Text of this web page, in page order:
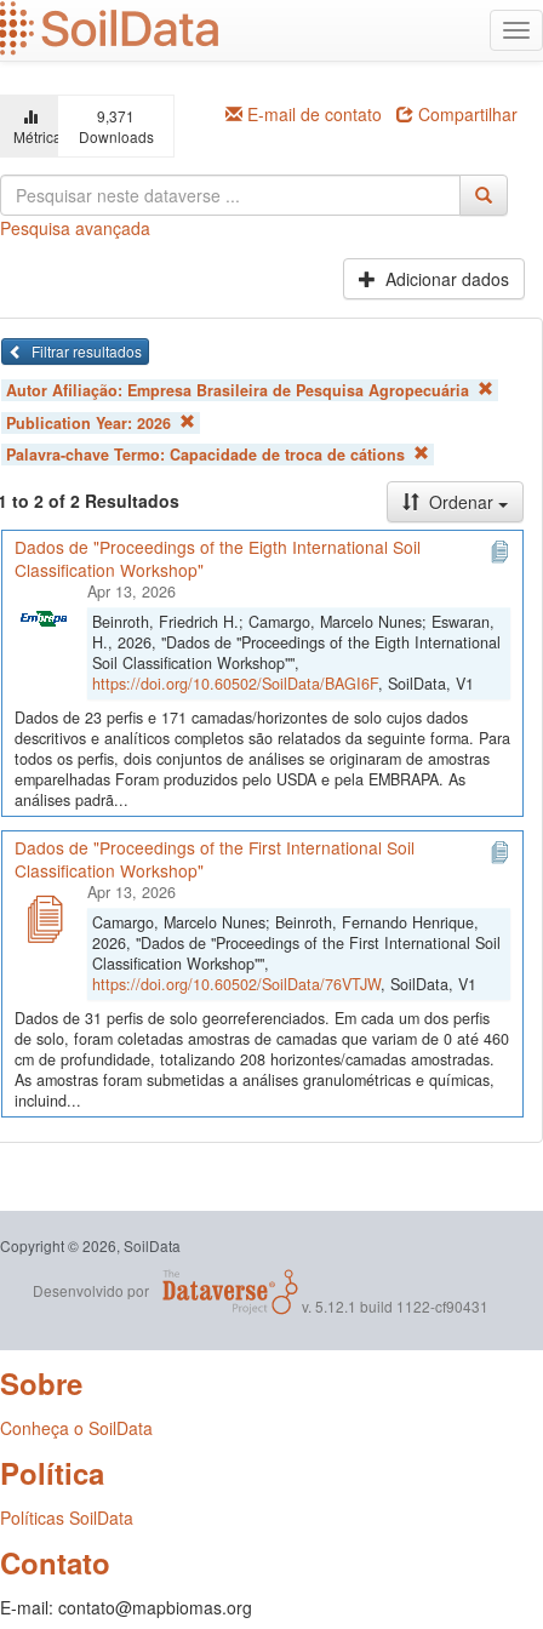
Ir
para
o
principal
Métricas
9,371
Downloads
E-mail de contato Compartilhar
Pesquisa avançada
Adicionar dados
Filtrar resultados
Autor Afiliação: Empresa Brasileira de Pesquisa Agropecuária
Publication Year: 2026
Palavra-chave Termo: Capacidade de troca de cátions
to 2 of 2 Resultados
Ordenar
Dados de "Proceedings of the Eigth International Soil
Classification Workshop"
Apr 13, 2026
Beinroth, Friedrich H.; Camargo, Marcelo Nunes; Eswaran,
H., 2026, "Dados de "Proceedings of the Eigth International
Soil Classification Workshop"",
https://doi.org/10.60502/SoilData/BAGI6F, SoilData, V1
Dados de 23 perfis e 171 camadas/horizontes de solo cujos dados
descritivos e analíticos completos são relatados da seguinte forma. Para
todos os perfis, dois conjuntos de análises se originaram de amostras
emparelhadas Foram produzidos pelo USDA e pela EMBRAPA. As
análises padrã...
Dados de "Proceedings of the First International Soil
Classification Workshop"
Apr 13, 2026
Camargo, Marcelo Nunes; Beinroth, Fernando Henrique,
2026, "Dados de "Proceedings of the First International Soil
Classification Workshop"",
https://doi.org/10.60502/SoilData/76VTJW, SoilData, V1
Dados de 31 perfis de solo georreferenciados. Em cada um dos perfis
de solo, foram coletadas amostras de camadas que variam de 0 até 460
cm de profundidade, totalizando 208 horizontes/camadas amostradas.
As amostras foram submetidas a análises granulométricas e químicas,
incluind...
Copyright © 2026, SoilData
Desenvolvido por
v. 5.12.1 build 1122-cf90431
Sobre
Conheça o SoilData
Política
Políticas SoilData
Contato
E-mail: contato@mapbiomas.org